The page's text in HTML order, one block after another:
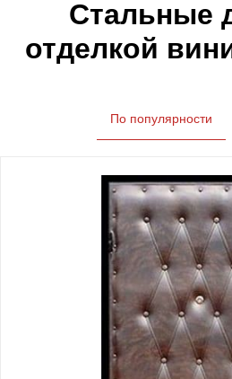
Стальные
отделкой
По популярности